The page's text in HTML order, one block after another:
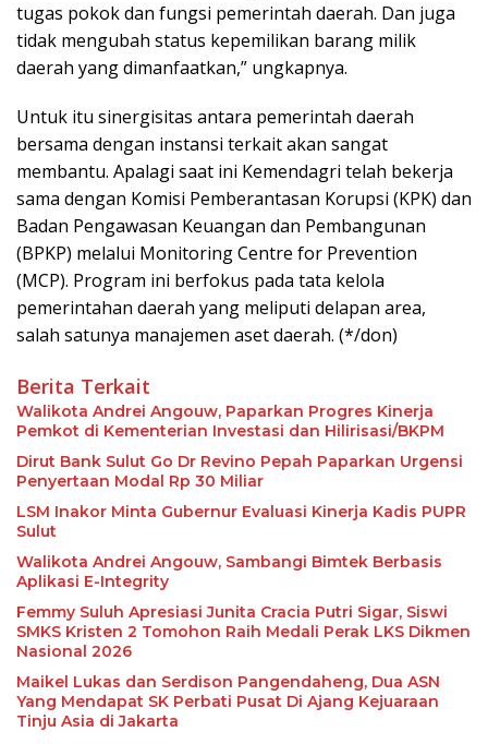
tugas pokok dan fungsi pemerintah daerah. Dan juga
tidak mengubah status kepemilikan barang milik
daerah yang dimanfaatkan,” ungkapnya.
Untuk itu sinergisitas antara pemerintah daerah
bersama dengan instansi terkait akan sangat
membantu. Apalagi saat ini Kemendagri telah bekerja
sama dengan Komisi Pemberantasan Korupsi (KPK) dan
Badan Pengawasan Keuangan dan Pembangunan
(BPKP) melalui Monitoring Centre for Prevention
(MCP). Program ini berfokus pada tata kelola
pemerintahan daerah yang meliputi delapan area,
salah satunya manajemen aset daerah. (*/don)
Berita Terkait
Walikota Andrei Angouw, Paparkan Progres Kinerja
Pemkot di Kementerian Investasi dan Hilirisasi/BKPM
Dirut Bank Sulut Go Dr Revino Pepah Paparkan Urgensi
Penyertaan Modal Rp 30 Miliar
LSM Inakor Minta Gubernur Evaluasi Kinerja Kadis PUPR
Sulut
Walikota Andrei Angouw, Sambangi Bimtek Berbasis
Aplikasi E-Integrity
Femmy Suluh Apresiasi Junita Cracia Putri Sigar, Siswi
SMKS Kristen 2 Tomohon Raih Medali Perak LKS Dikmen
Nasional 2026
Maikel Lukas dan Serdison Pangendaheng, Dua ASN
Yang Mendapat SK Perbati Pusat Di Ajang Kejuaraan
Tinju Asia di Jakarta